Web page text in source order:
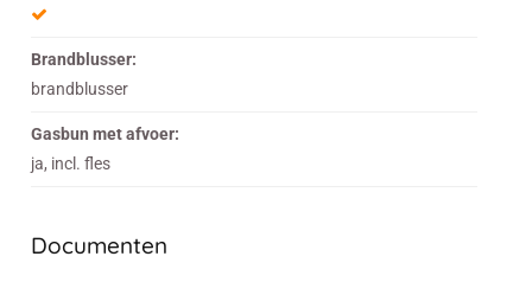
Brandblusser:
brandblusser
Gasbun met afvoer:
ja, incl. fles
Documenten